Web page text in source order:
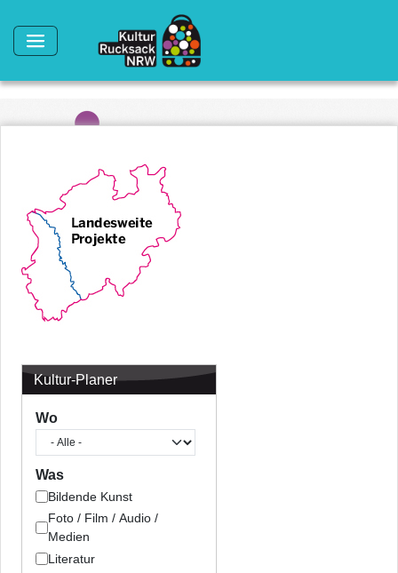
Kultur-Planer
Wo
Was
Bildende Kunst
Foto / Film / Audio /
Medien
Literatur